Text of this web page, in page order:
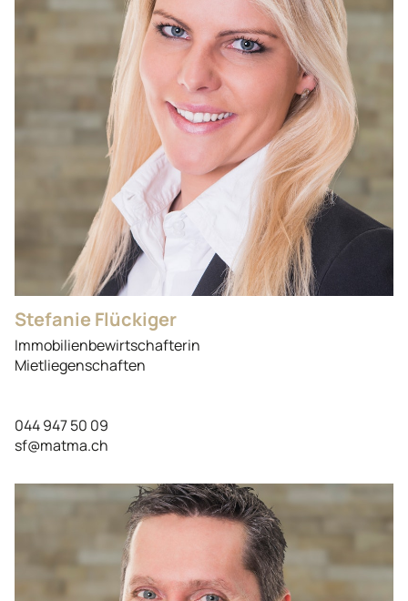
Stefanie Flückiger
Immobilienbewirtschafterin
Mietliegenschaften
044 947 50 09
sf@matma.ch